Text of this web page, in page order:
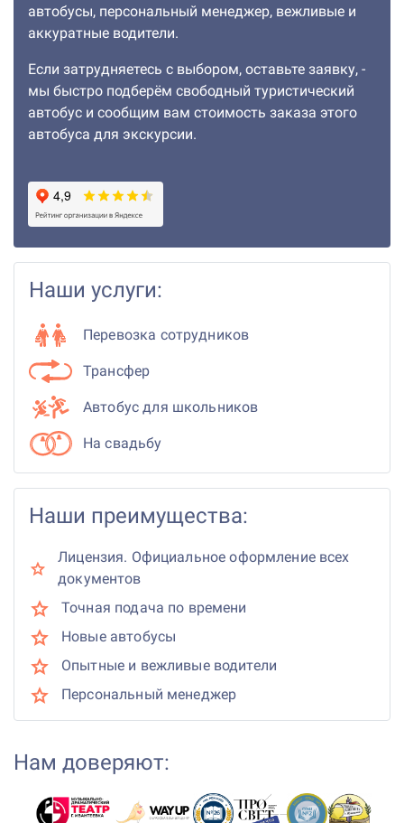
автобусы, персональный менеджер, вежливые и
аккуратные водители.
Если затрудняетесь с выбором, оставьте заявку, -
мы быстро подберём свободный туристический
автобус и сообщим вам стоимость заказа этого
автобуса для экскурсии.
Наши услуги:
Перевозка сотрудников
Трансфер
Автобус для школьников
На свадьбу
Наши преимущества:
Лицензия. Официальное оформление всех
документов
Точная подача по времени
Новые автобусы
Опытные и вежливые водители
Персональный менеджер
Нам доверяют: